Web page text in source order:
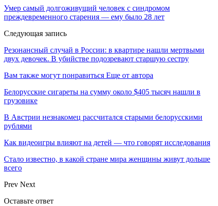
Умер самый долгоживущий человек с синдромом
преждевременного старения — ему было 28 лет
Следующая запись
Резонансный случай в России: в квартире нашли мертвыми
двух девочек. В убийстве подозревают старшую сестру
Вам также могут понравиться Еще от автора
Белорусские сигареты на сумму около $405 тысяч нашли в
грузовике
В Австрии незнакомец рассчитался старыми белорусскими
рублями
Как видеоигры влияют на детей — что говорят исследования
Стало известно, в какой стране мира женщины живут дольше
всего
Prev Next
Оставьте ответ